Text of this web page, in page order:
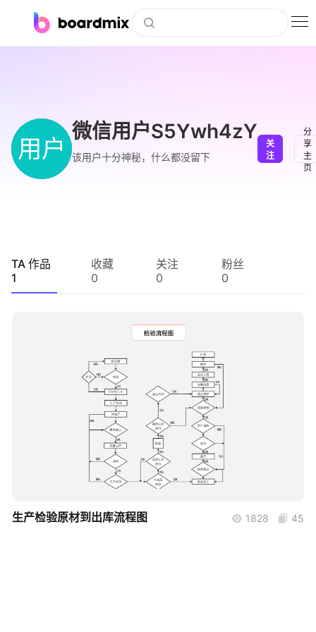
下载
会员
企业服务
用户
微信用户S5Ywh4zY
该用户十分神秘，什么都没留下
关
注
分
享
主
页
TA 作品
1
收藏
0
关注
0
粉丝
0
boardmix
生产检验原材到出库流程图 1828 45